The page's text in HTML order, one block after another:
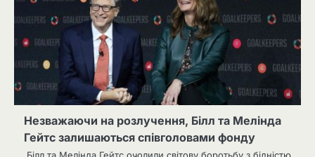
Незважаючи на розлучення, Білл та Мелінда
Гейтс залишаються співголовами фонду